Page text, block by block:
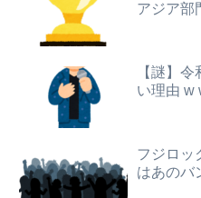
みいちゃん、セコカンになる
アジア部
【謎】
い理由 w
フジロッ
はあのバ